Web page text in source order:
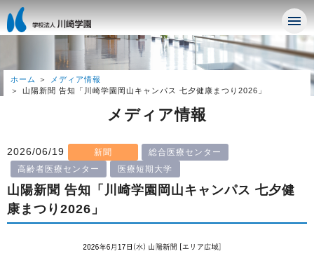
ホーム
メディア情報
山陽新聞 告知「川崎学園岡山キャンパス 七夕健康まつり2026」
メディア情報
2026/06/19 新聞
総合医療センター
高齢者医療センター
医療短期大学
山陽新聞 告知「川崎学園岡山キャンパス 七夕健
康まつり2026」